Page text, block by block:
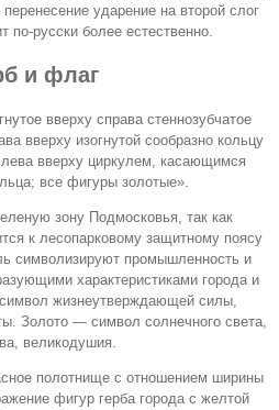
ударение на второй слог
по-русски более естественно.
и флаг
вверху справа стеннозубчатое
вверху изогнутой сообразно кольцу
вверху циркулем, касающимся
все фигуры золотые».
зону Подмосковья, так как
к лесопарковому защитному поясу
символизируют промышленность и
характеристиками города и
жизнеутверждающей силы,
Золото — символ солнечного света,
великодушия.
полотнище с отношением ширины
фигур герба города с желтой